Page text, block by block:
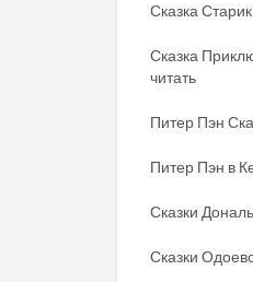
Сказка
Сказка
читать
Питер Пэн
Питер Пэн в
Сказки
Сказки